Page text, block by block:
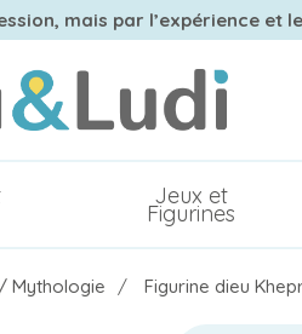
mais par l’expérience et
Jeux et
Figurines
Mythologie Figurine dieu